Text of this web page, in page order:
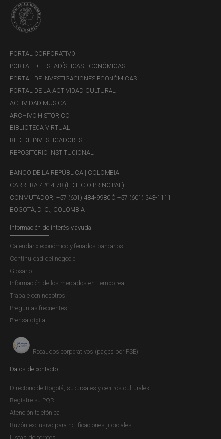
PORTAL CORPORATIVO
PORTAL DE ESTADÍSTICAS ECONÓMICAS
PORTAL DE INVESTIGACIONES ECONÓMICAS
PORTAL DE LA ACTIVIDAD CULTURAL
ACTIVIDAD MUSICAL
ARCHIVO HISTÓRICO
BIBLIOTECA VIRTUAL
RED DE INVESTIGADORES
REPOSITORIO INSTITUCIONAL
BANCO DE LA REPÚBLICA | COLOMBIA
CARRERA 7 #14-78 (EDIFICIO PRINCIPAL)
CONMUTADOR: +57 (601) 484-9980 Ó +57 (601) 343-1111
BOGOTÁ, D. C., COLOMBIA
Información de interés y ayuda
Calendario económico y feriados bancarios
Continuidad del negocio
Glosario
Información de los mercados en tiempo real
Trabaje con nosotros
Preguntas frecuentes
Prensa digital
Recaudos corporativos (pagos por PSE)
Datos de contacto
Directorio de Bogotá, sucursales y centros culturales
Registre su PQR
Atención telefónica
Buzón exclusivo para notificaciones judiciales
Listas de correos